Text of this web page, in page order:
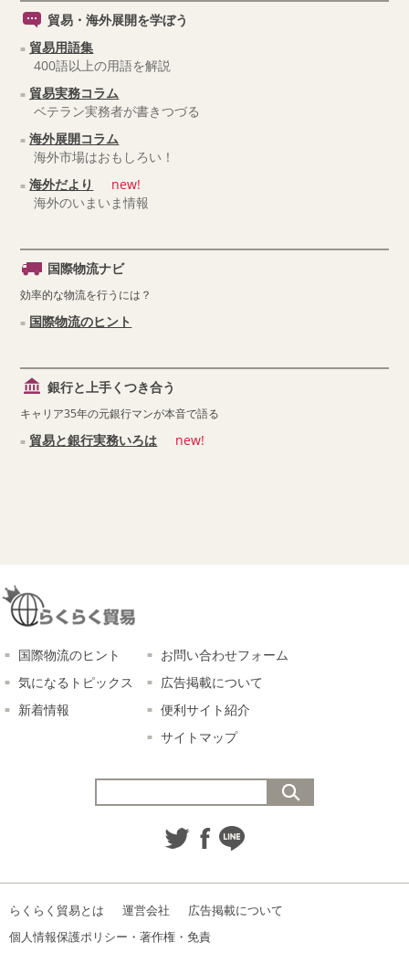
貿易・海外展開を学ぼう
貿易用語集
400語以上の用語を解説
貿易実務コラム
ベテラン実務者が書きつづる
海外展開コラム
海外市場はおもしろい！
海外だより
new!
海外のいまいま情報
国際物流ナビ
効率的な物流を行うには？
国際物流のヒント
銀行と上手くつき合う
キャリア35年の元銀行マンが本音で語る
貿易と銀行実務いろは new!
国際物流のヒント
気になるトピックス
新着情報
お問い合わせフォーム
広告掲載について
便利サイト紹介
サイトマップ
らくらく貿易とは 運営会社
広告掲載について
個人情報保護ポリシー・著作権・免責